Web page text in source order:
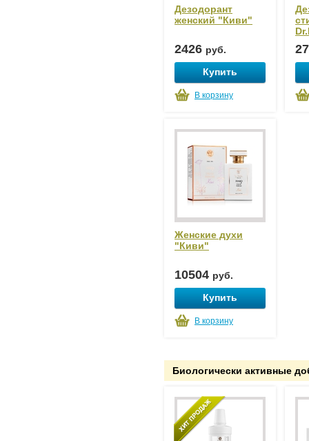
Дезодорант
женский "Киви"
2426 руб.
Купить
В корзину
Женские духи
"Киви"
10504 руб.
Купить
В корзину
Биологически активные